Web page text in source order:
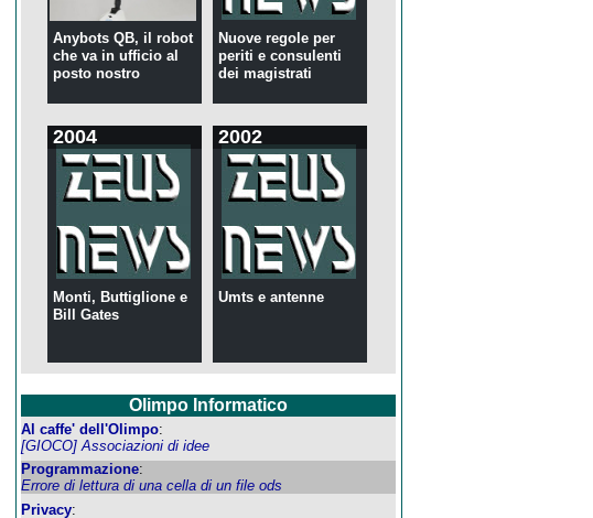
Anybots QB, il robot
che va in ufficio al
posto nostro
Nuove regole per
periti e consulenti
dei magistrati
2004
Monti, Buttiglione e
Bill Gates
2002
Umts e antenne
Olimpo Informatico
Al caffe' dell'Olimpo:
[GIOCO] Associazioni di idee
Programmazione:
Errore di lettura di una cella di un file ods
Privacy: